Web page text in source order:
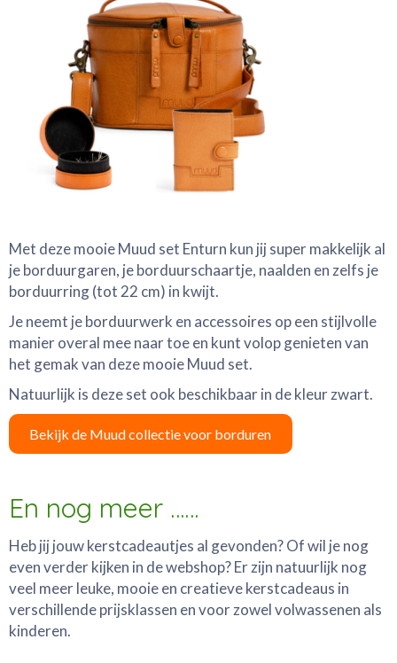
Met deze mooie Muud set Enturn kun jij super makkelijk al
je borduurgaren, je borduurschaartje, naalden en zelfs je
borduurring (tot 22 cm) in kwijt.
Je neemt je borduurwerk en accessoires op een stijlvolle
manier overal mee naar toe en kunt volop genieten van
het gemak van deze mooie Muud set.
Natuurlijk is deze set ook beschikbaar in de kleur zwart.
Bekijk de Muud collectie voor borduren
En nog meer ……
Heb jij jouw kerstcadeautjes al gevonden? Of wil je nog
even verder kijken in de webshop? Er zijn natuurlijk nog
veel meer leuke, mooie en creatieve kerstcadeaus in
verschillende prijsklassen en voor zowel volwassenen als
kinderen.